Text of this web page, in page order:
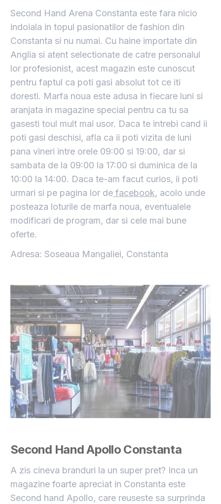
Second Hand Arena Constanta este fara nicio
indoiala in topul pasionatilor de fashion din
Constanta si nu numai. Cu haine importate din
Anglia si atent selectionate de catre personalul
lor profesionist, acest magazin este cunoscut
pentru faptul ca poti gasi absolut tot ce iti
doresti. Marfa noua este adusa in fiecare luni si
aranjata in magazine special pentru ca tu sa
gasesti toul mult mai usor. Daca te intrebi cand ii
poti gasi deschisi, afla ca ii poti vizita de luni
pana vineri intre orele 09:00 si 19:00, dar si
sambata de la 09:00 la 17:00 si duminica de la
10:00 la 14:00. Daca te-am facut curios, ii poti
urmari si pe pagina lor de facebook, acolo unde
posteaza loturile de marfa noua, eventualele
modificari de program, dar si cele mai bune
oferte.
Adresa: Soseaua Mangaliei, Constanta
Second Hand Apollo Constanta
A zis cineva branduri la un super pret? Inca un
magazine foarte apreciat in Constanta este
Second hand Apollo, care reuseste sa surprinda